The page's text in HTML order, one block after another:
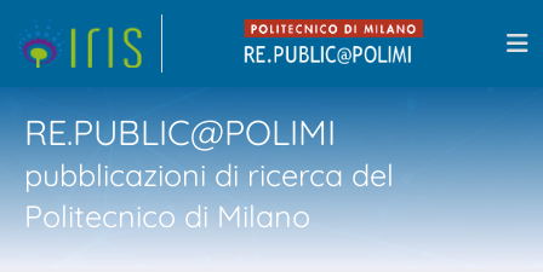
RE.PUBLIC@POLIMI
pubblicazioni di ricerca del
Politecnico di Milano